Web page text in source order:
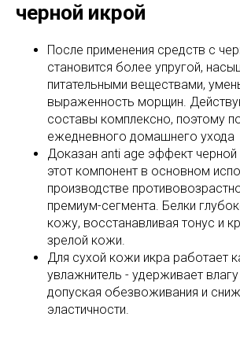
черной икрой
После применения средств с
становится более упругой,
питательными веществами,
выраженность морщин.
составы комплексно, поэтому
ежедневного домашнего ухода
Доказан anti age эффект черной
этот компонент в основном
производстве
премиум-сегмента. Белки
кожу, восстанавливая тонус и
зрелой кожи.
Для сухой кожи икра работает
увлажнитель - удерживает влагу
допуская обезвоживания и
эластичности.